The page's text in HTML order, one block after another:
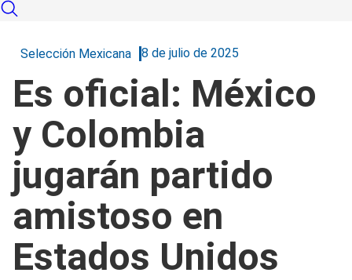
Selección Mexicana 8 de julio de 2025
Es oficial: México
y Colombia
jugarán partido
amistoso en
Estados Unidos